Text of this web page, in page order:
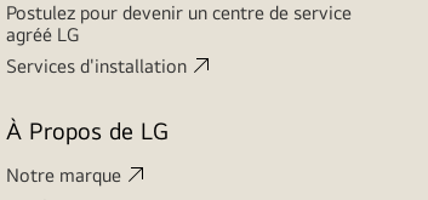
Postulez pour devenir un centre de service
agréé LG
Services d'installation
À Propos de LG
Notre marque